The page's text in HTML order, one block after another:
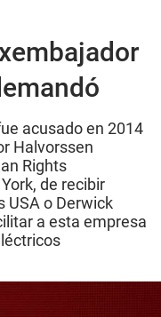
acusado en 2014
Halvorssen
Rights
de recibir
USA o Derwick
a esta empresa